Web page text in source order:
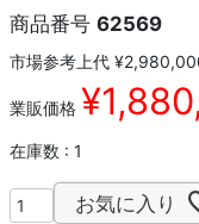
商品番号 62569
市場参考上代 ¥
業販価格 ¥
在庫数 1
お気に入り